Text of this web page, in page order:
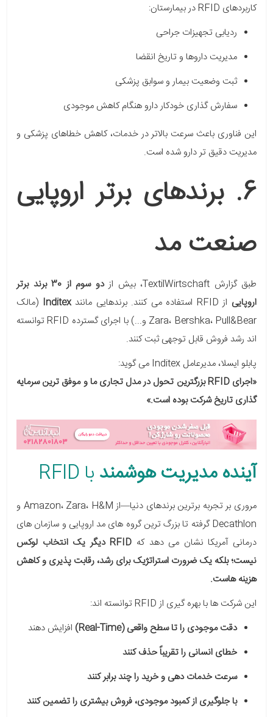
کاربردهای RFID در بیمارستان:
ردیابی تجهیزات جراحی
مدیریت داروها و تاریخ انقضا
ثبت وضعیت بیمار و سوابق پزشکی
سفارش گذاری خودکار دارو هنگام کاهش موجودی
این فناوری باعث سرعت بالاتر در خدمات، کاهش خطاهای پزشکی و
مدیریت دقیق تر دارو شده است.
6. برندهای برتر اروپایی
صنعت مد
طبق گزارش TextilWirtschaft، بیش از
دو سوم از 30 برند برتر
اروپایی از RFID استفاده می کنند. برندهایی مانند Inditex (مالک
Zara، Bershka، Pull&Bear و...) با اجرای گسترده RFID توانسته
اند رشد فروش قابل توجهی ثبت کنند.
پابلو ایسلا، مدیرعامل Inditex می گوید:
«اجرای RFID بزرگترین تحول در مدل تجاری ما و موفق ترین سرمایه
گذاری تاریخ شرکت بوده است.»
آینده مدیریت هوشمند با RFID
مروری بر تجربه برترین برندهای دنیا—از Amazon، Zara، H&M و
Decathlon گرفته تا بزرگ ترین گروه های مد اروپایی و سازمان های
درمانی آمریکا نشان می دهد که
RFID دیگر یک انتخاب لوکس
نیست؛ بلکه یک ضرورت استراتژیک برای رشد، رقابت پذیری و کاهش
هزینه هاست.
این شرکت ها با بهره گیری از RFID توانسته اند:
دقت موجودی را تا سطح واقعی (Real-Time)
افزایش دهند
خطای انسانی را تقریباً حذف کنند
سرعت خدمات دهی و خرید را چند برابر کنند
با جلوگیری از کمبود موجودی، فروش بیشتری را تضمین کنند